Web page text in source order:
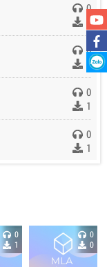
0
1
0
1
0
1
0
1
0
1
0
0